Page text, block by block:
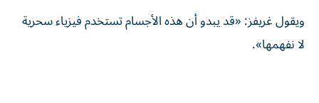
ويقول غريفز: «قد يبدو أن هذه الأجسام تستخدم فيزياء سحرية
لا نفهمها».